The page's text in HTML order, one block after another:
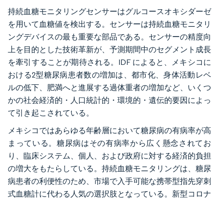
持続血糖モニタリングセンサーはグルコースオキシダーゼ
を用いて血糖値を検出する。センサーは持続血糖モニタリ
ングデバイスの最も重要な部品である。センサーの精度向
上を目的とした技術革新が、予測期間中のセグメント成長
を牽引することが期待される。IDF によると、メキシコに
おける2型糖尿病患者数の増加は、都市化、身体活動レベ
ルの低下、肥満へと進展する過体重者の増加など、いくつ
かの社会経済的・人口統計的・環境的・遺伝的要因によっ
て引き起こされている。
メキシコではあらゆる年齢層において糖尿病の有病率が高
まっている。糖尿病はその有病率から広く懸念されてお
り、臨床システム、個人、および政府に対する経済的負担
の増大をもたらしている。持続血糖モニタリングは、糖尿
病患者の利便性のため、市場で入手可能な携帯型指先穿刺
式血糖計に代わる人気の選択肢となっている。新型コロナ